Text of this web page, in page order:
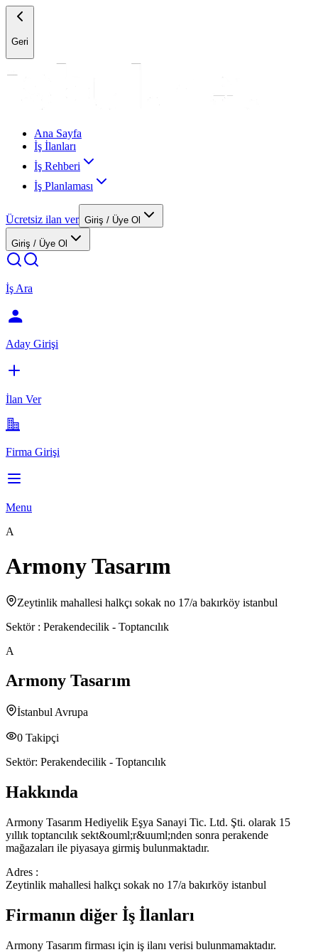
Geri
Ana Sayfa
İş İlanları
İş Rehberi
İş Planlaması
Ücretsiz ilan ver Giriş / Üye Ol
Giriş / Üye Ol
İş Ara
Aday Girişi
İlan Ver
Firma Girişi
Menu
A
Armony Tasarım
Zeytinlik mahallesi halkçı sokak no 17/a bakırköy istanbul
Sektör : Perakendecilik - Toptancılık
A
Armony Tasarım
İstanbul Avrupa
0 Takipçi
Sektör: Perakendecilik - Toptancılık
Hakkında
Armony Tasarım Hediyelik Eşya Sanayi Tic. Ltd. Şti. olarak 15
yıllık toptancılık sekt&ouml;r&uuml;nden sonra perakende
mağazaları ile piyasaya girmiş bulunmaktadır.
Adres :
Zeytinlik mahallesi halkçı sokak no 17/a bakırköy istanbul
Firmanın diğer İş İlanları
Armony Tasarım firması için iş ilanı verisi bulunmamaktadır.